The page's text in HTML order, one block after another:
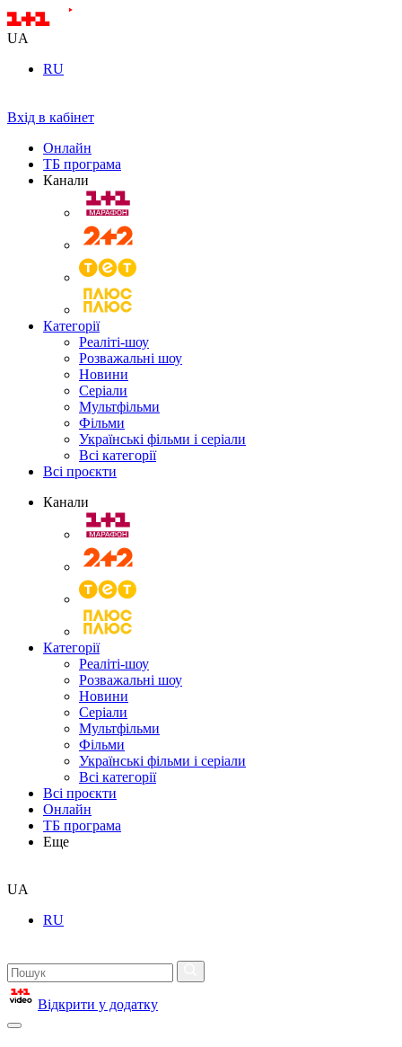
UA
RU
Вхід в кабінет
Онлайн
ТБ програма
Канали
Категорії
Реаліті-шоу
Розважальні шоу
Новини
Серіали
Мультфільми
Фільми
Українські фільми і серіали
Всі категорії
Всі проєкти
Канали
Категорії
Реаліті-шоу
Розважальні шоу
Новини
Серіали
Мультфільми
Фільми
Українські фільми і серіали
Всі категорії
Всі проєкти
Онлайн
ТБ програма
Еще
UA
RU
Відкрити у додатку